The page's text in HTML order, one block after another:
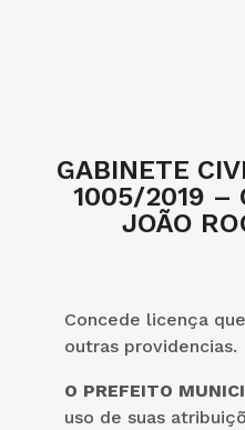
GABINETE
1005/2019 –
JOÃO
Concede licença
outras providencias.
O PREFEITO
uso de suas